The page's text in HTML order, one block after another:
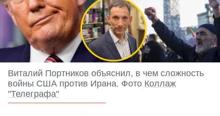
Виталий Портников объяснил, в чем сложность
войны США против Ирана. Фото Коллаж
"Телеграфа"